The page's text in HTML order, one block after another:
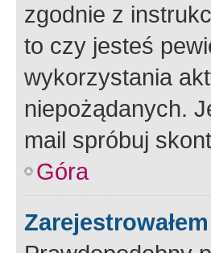
zgodnie z
to czy jesteś
wykorzystania
niepożądanych.
mail spróbuj
Góra